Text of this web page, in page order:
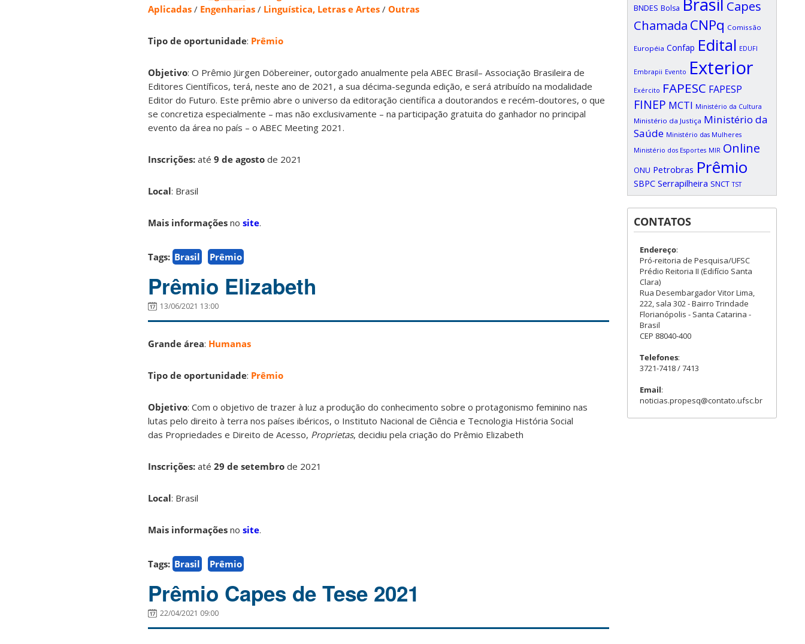
Aplicadas / Engenharias / Linguística, Letras e Artes / Outras
Tipo de oportunidade: Prêmio
Objetivo: O Prêmio Jürgen Döbereiner, outorgado anualmente pela ABEC Brasil– Associação Brasileira de
Editores Científicos, terá, neste ano de 2021, a sua décima-segunda edição, e será atribuído na modalidade
Editor do Futuro. Este prêmio abre o universo da editoração científica a doutorandos e recém-doutores, o que
se concretiza especialmente – mas não exclusivamente – na participação gratuita do ganhador no principal
evento da área no país – o ABEC Meeting 2021.
Inscrições: até 9 de agosto de 2021
Local: Brasil
Mais informações no site.
Tags: Brasil Prêmio
Prêmio Elizabeth
13/06/2021 13:00
Grande área: Humanas
Tipo de oportunidade: Prêmio
Objetivo: Com o objetivo de trazer à luz a produção do conhecimento sobre o protagonismo feminino nas
lutas pelo direito à terra nos países ibéricos, o Instituto Nacional de Ciência e Tecnologia História Social
das Propriedades e Direito de Acesso, Proprietas, decidiu pela criação do Prêmio Elizabeth
Inscrições: até 29 de setembro de 2021
Local: Brasil
Mais informações no site.
Tags: Brasil Prêmio
Prêmio Capes de Tese 2021
22/04/2021 09:00
BNDES Bolsa Capes
Chamada CNPq Comissão
Européia Confap Edital EDUFI
Embrapii Evento Exterior
Exército FAPESC FAPESP
FINEP MCTI Ministério da Cultura
Ministério da Justiça Ministério da
Saúde Ministério das Mulheres
Ministério dos Esportes MIR Online
ONU Petrobras Prêmio
SBPC Serrapilheira SNCT TST
CONTATOS
Endereço:
Pró-reitoria de Pesquisa/UFSC
Prédio Reitoria II (Edifício Santa
Clara)
Rua Desembargador Vitor Lima,
222, sala 302 - Bairro Trindade
Florianópolis - Santa Catarina -
Brasil
CEP 88040-400
Telefones:
3721-7418 / 7413
Email:
noticias.propesq@contato.ufsc.br